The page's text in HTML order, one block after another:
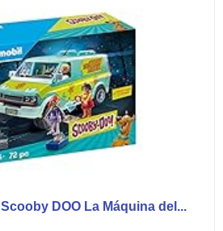
DOO La Máquina del...